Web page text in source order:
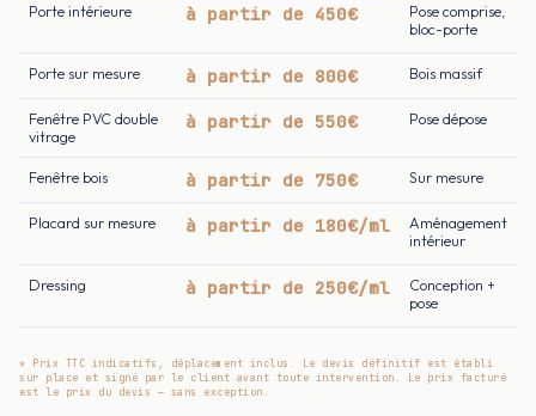
Porte intérieure à partir de 450€
Pose comprise,
bloc-porte
Porte sur mesure à partir de 800€ Bois massif
Fenêtre PVC double
vitrage
à partir de 550€ Pose dépose
Fenêtre bois à partir de 750€ Sur mesure
Placard sur mesure à partir de 180€/ml
Aménagement
intérieur
Dressing à partir de 250€/ml
Conception +
pose
* Prix TTC indicatifs, déplacement inclus. Le devis définitif est établi
sur place et signé par le client avant toute intervention. Le prix facturé
est le prix du devis — sans exception.